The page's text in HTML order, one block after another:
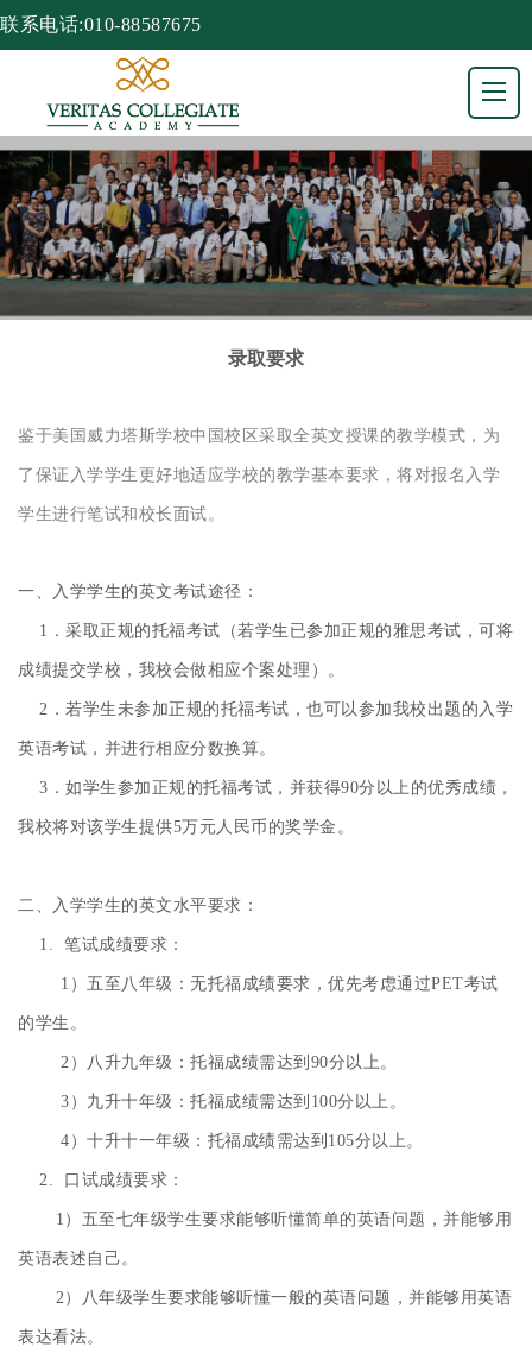
联系电话:010-88587675
录取要求
鉴于美国威力塔斯学校中国校区采取全英文授课的教学模式，为
了保证入学学生更好地适应学校的教学基本要求，将对报名入学
学生进行笔试和校长面试。
一、入学学生的英文考试途径：
1．采取正规的托福考试（若学生已参加正规的雅思考试，可将
成绩提交学校，我校会做相应个案处理）。
2．若学生未参加正规的托福考试，也可以参加我校出题的入学
英语考试，并进行相应分数换算。
3．如学生参加正规的托福考试，并获得90分以上的优秀成绩，
我校将对该学生提供5万元人民币的奖学金。
二、入学学生的英文水平要求：
1. 笔试成绩要求：
1） 五至八年级：无托福成绩要求，优先考虑通过PET考试
的学生。
2） 八升九年级：托福成绩需达到90分以上。
3） 九升十年级：托福成绩需达到100分以上。
4） 十升十一年级：托福成绩需达到105分以上。
2. 口试成绩要求：
1） 五至七年级学生要求能够听懂简单的英语问题，并能够用
英语表述自己。
2）八年级学生要求能够听懂一般的英语问题，并能够用英语
表达看法。